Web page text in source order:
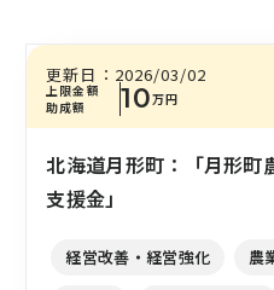
上限金額
助成額
10万円
更新日： 2026/03/02
北海道月形町：「月形町
支援金」
経営改善・経営強化 農